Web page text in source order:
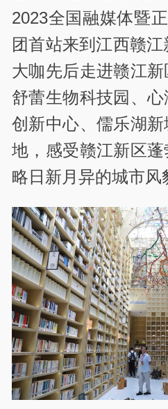
2023全国融媒体暨
团首站来到江西赣
大咖先后走进赣江新
舒蕾生物科技园、
创新中心、儒乐湖
地，感受赣江新区
略日新月异的城市风